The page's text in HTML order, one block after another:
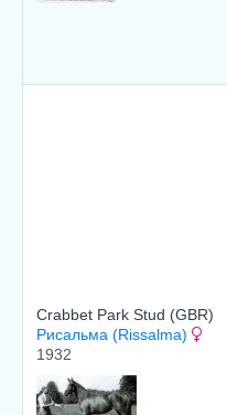
Crabbet Park Stud (GBR)
Рисальма (Rissalma)
1932